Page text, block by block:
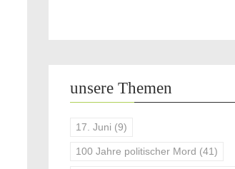
unsere Themen
17. Juni (9)
100 Jahre politischer Mord (41)